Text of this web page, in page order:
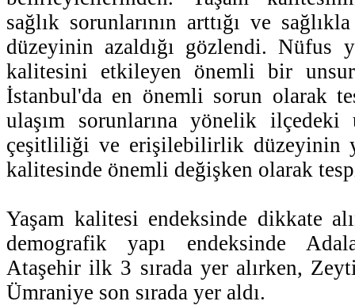
sağlık sorunlarının arttığı ve
düzeyinin azaldığı gözlendi. Nüfus
kalitesini etkileyen önemli bir
İstanbul'da en önemli sorun olarak
ulaşım sorunlarına yönelik ilçedeki
çeşitliliği ve erişilebilirlik düzeyinin
kalitesinde önemli değişken olarak
Yaşam kalitesi endeksinde dikkate
demografik yapı endeksinde
Ataşehir ilk 3 sırada yer alırken,
Ümraniye son sırada yer aldı.